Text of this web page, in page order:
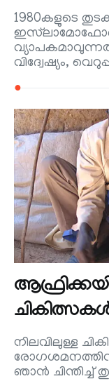
1980കളുടെ
വിദ്വേഷ്യം,
●
നിലവിലുള്ള
ഞാന്‍ ചിന്തിച്ച്